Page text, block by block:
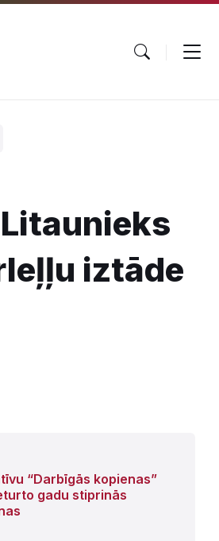
iztāde
“Darbīgās kopienas”
gadu stiprinās